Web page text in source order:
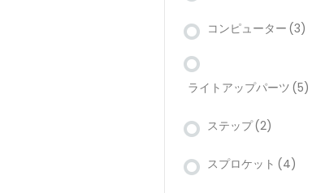
コンピューター (3)
ライトアップパーツ (5)
ステップ(2)
スプロケット (4)